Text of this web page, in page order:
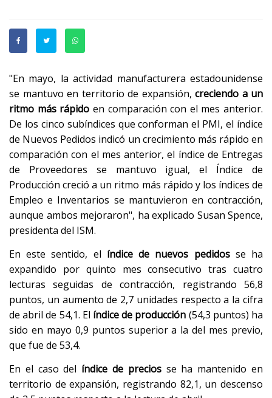
"En mayo, la actividad manufacturera estadounidense
se mantuvo en territorio de expansión, creciendo a un
ritmo más rápido en comparación con el mes anterior.
De los cinco subíndices que conforman el PMI, el índice
de Nuevos Pedidos indicó un crecimiento más rápido en
comparación con el mes anterior, el índice de Entregas
de Proveedores se mantuvo igual, el Índice de
Producción creció a un ritmo más rápido y los índices de
Empleo e Inventarios se mantuvieron en contracción,
aunque ambos mejoraron", ha explicado Susan Spence,
presidenta del ISM.
En este sentido, el índice de nuevos pedidosse ha
expandido por quinto mes consecutivo tras cuatro
lecturas seguidas de contracción, registrando 56,8
puntos, un aumento de 2,7 unidades respecto a la cifra
de abril de 54,1. El índice de producción (54,3 puntos) ha
sido en mayo 0,9 puntos superior a la del mes previo,
que fue de 53,4.
En el caso del índice de preciosse ha mantenido en
territorio de expansión, registrando 82,1, un descenso